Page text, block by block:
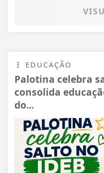
EDUCAÇÃO
Palotina celebra
consolida
do...